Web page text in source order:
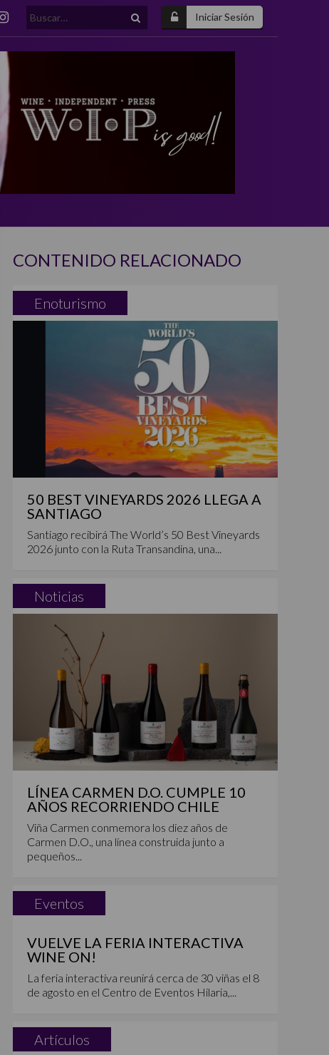
Iniciar Sesión
Buscar:
CONTENIDO RELACIONADO
Enoturismo
50 BEST VINEYARDS 2026 LLEGA A
SANTIAGO
Santiago recibirá The World’s 50 Best Vineyards
2026 junto con la Ruta Transandina, una...
Noticias
LÍNEA CARMEN D.O. CUMPLE 10
AÑOS RECORRIENDO CHILE
Viña Carmen conmemora los diez años de
Carmen D.O., una línea construida junto a
pequeños...
Eventos
VUELVE LA FERIA INTERACTIVA
WINE ON!
La feria interactiva reunirá cerca de 30 viñas el 8
de agosto en el Centro de Eventos Hilaria,...
Artículos